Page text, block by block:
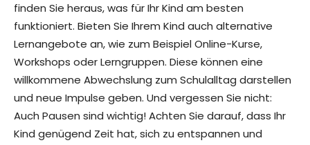
finden Sie heraus, was für Ihr Kind am besten
funktioniert. Bieten Sie Ihrem Kind auch alternative
Lernangebote an, wie zum Beispiel Online-Kurse,
Workshops oder Lerngruppen. Diese können eine
willkommene Abwechslung zum Schulalltag darstellen
und neue Impulse geben. Und vergessen Sie nicht:
Auch Pausen sind wichtig! Achten Sie darauf, dass Ihr
Kind genügend Zeit hat, sich zu entspannen und